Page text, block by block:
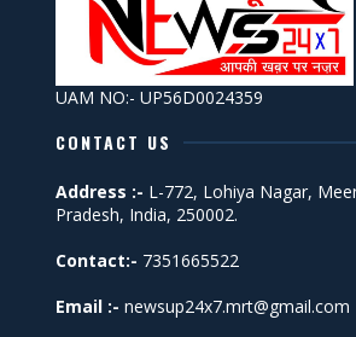
UAM NO:- UP56D0024359
CONTACT US
Address :- L-772, Lohiya Nagar,
Pradesh, India, 250002.
Contact:- 7351665522
Email :- newsup24x7.mrt@gmail.com